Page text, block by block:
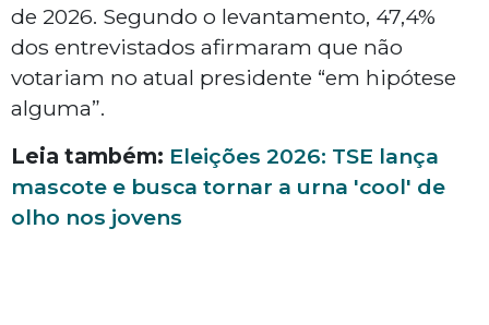
de 2026. Segundo o levantamento, 47,4%
dos entrevistados afirmaram que não
votariam no atual presidente “em hipótese
alguma”.
Leia também: Eleições 2026: TSE lança
mascote e busca tornar a urna 'cool' de
olho nos jovens